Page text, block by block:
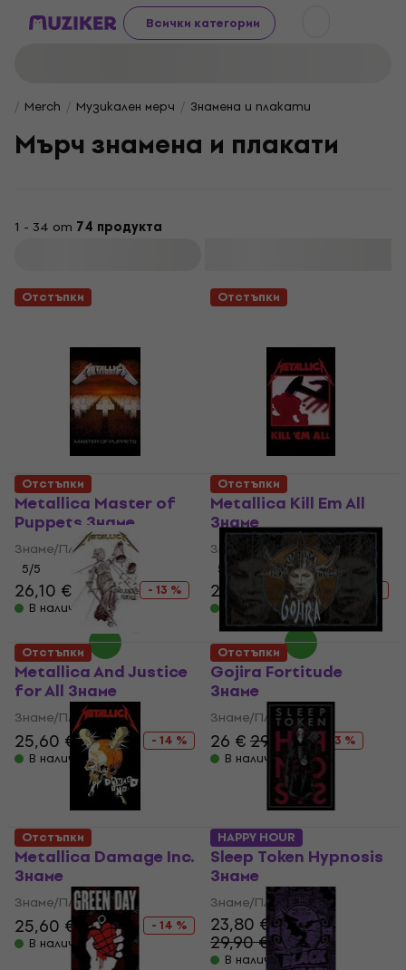
Всички категории
Merch Музикален мерч Знамена и плакати
Мърч знамена и плакати
1 - 34 от 74 продукта
Отстъпки
Metallica Master of
Puppets Знаме
Знаме/Плакат
5/5
26,10 € 29,90 €
- 13 %
В наличност
Отстъпки
Metallica Kill Em All
Знаме
Знаме/Плакат
5
24,30 € 29,90 €
В наличност
Отстъпки
Metallica And Justice
for All Знаме
Знаме/Плакат
25,60 € 29,90 €
- 14 %
В наличност
Отстъпки
Gojira Fortitude
Знаме
Знаме/Плакат
26 €29,90 €
- 13 %
В наличност
Отстъпки
Metallica Damage Inc.
Знаме
Знаме/Плакат
25,60 € 29,90 €
- 14 %
В наличност
Отстъпки
Sleep Token Hypnosis
Знаме
Знаме/Плакат
23,80 €
29,90 €
- 20 %
В наличност
Отстъпки HAPPY HOUR